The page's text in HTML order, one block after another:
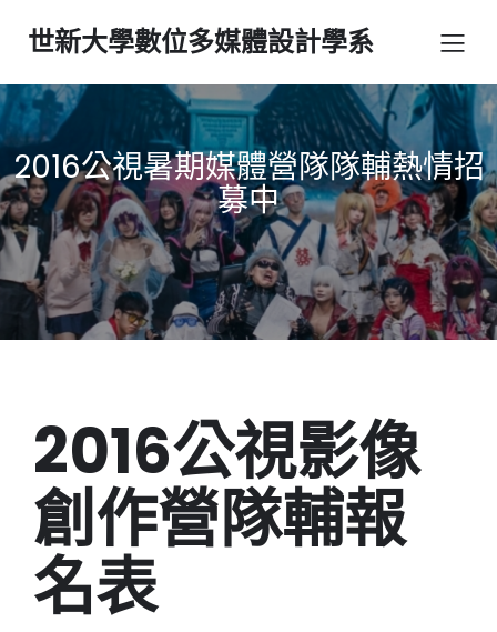
世新大學數位多媒體設計學系
2016公視暑期媒體營隊隊輔熱情招
募中
2016公視影像
創作營隊輔報
名表